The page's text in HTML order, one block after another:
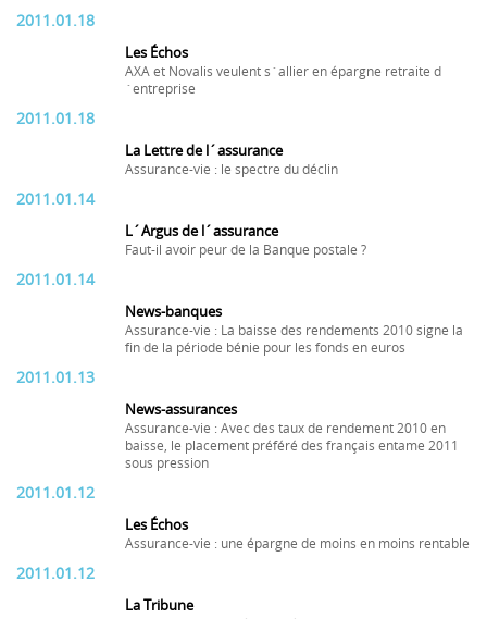
2011.01.18
Les Échos
AXA et Novalis veulent s´allier en épargne retraite d
´entreprise
2011.01.18
La Lettre de l´assurance
Assurance-vie : le spectre du déclin
2011.01.14
L´Argus de l´assurance
Faut-il avoir peur de la Banque postale ?
2011.01.14
News-banques
Assurance-vie : La baisse des rendements 2010 signe la
fin de la période bénie pour les fonds en euros
2011.01.13
News-assurances
Assurance-vie : Avec des taux de rendement 2010 en
baisse, le placement préféré des français entame 2011
sous pression
2011.01.12
Les Échos
Assurance-vie : une épargne de moins en moins rentable
2011.01.12
La Tribune